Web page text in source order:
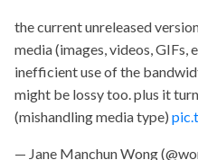
the current unreleased
media (images, videos, GIFs,
inefficient use of the
might be lossy too. plus it
(mishandling media type)
— Jane Manchun Wong